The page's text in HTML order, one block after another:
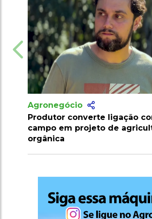
com o
Agronegócio
Marrocos suspende
importação de